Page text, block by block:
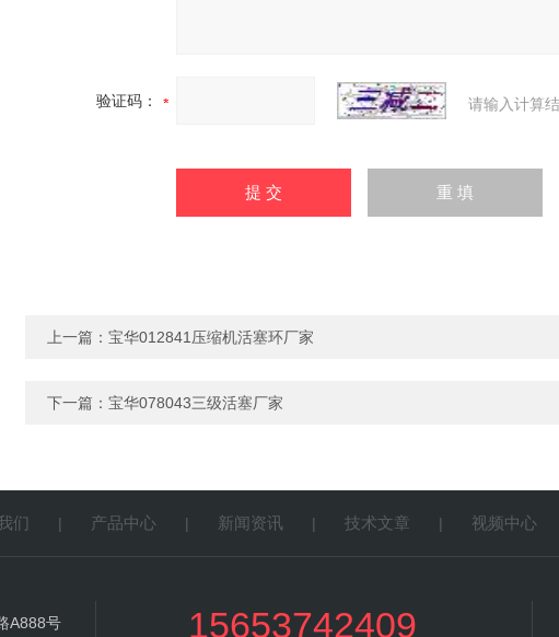
验证码： 请输入计算
上一篇： 宝华012841压缩机活塞环厂家
下一篇： 宝华078043三级活塞厂家
们 | 产品中心 | 新闻资讯 | 技术文章 | 视频中心
A888号 15653742409